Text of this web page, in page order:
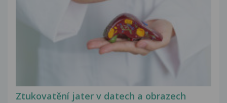
Ztukovatění jater v datech a obrazech